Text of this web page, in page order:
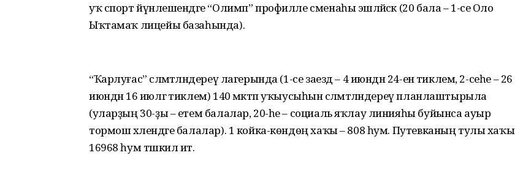
уҡ спорт йүнәлешендәге “Олимп” профилле сменаһы эшләйәсәк (20 бала – 1-се Оло
Ыҡтамаҡ лицейы базаһында).
“Ҡарлуғас” сәләмәтләндереү лагерында (1-се заезд – 4 июндән 24-енә тиклем, 2-сеһе – 26
июндән 16 июлгә тиклем) 140 мәктәп уҡыусыһын сәләмәтләндереү планлаштырыла
(уларҙың 30-ҙы – етем балалар, 20-һе – социаль яҡлау линияһы буйынса ауыр
тормош хәлендәге балалар). 1 койка-көндөң хаҡы – 808 һум. Путевканың тулы хаҡы
16968 һум тәшкил итә.